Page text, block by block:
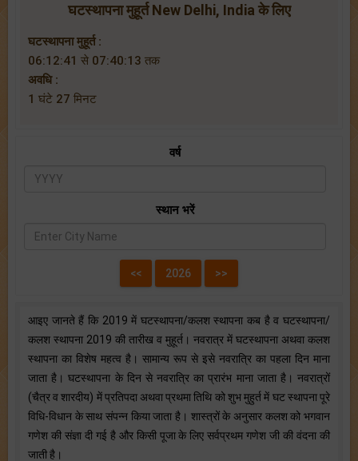
घटस्थापना मुहूर्त New Delhi, India के लिए
घटस्थापना मुहूर्त :
06:12:41 से 07:40:13 तक
अवधि :
1 घंटे 27 मिनट
वर्ष
स्थान भरें
आइए जानते हैं कि 2019 में घटस्थापना/कलश स्थापना कब है व घटस्थापना/
कलश स्थापना 2019 की तारीख व मुहूर्त। नवरात्र में घटस्थापना अथवा कलश
स्थापना का विशेष महत्व है। सामान्य रूप से इसे नवरात्रि का पहला दिन माना
जाता है। घटस्थापना के दिन से नवरात्रि का प्रारंभ माना जाता है। नवरात्रों
(चैत्र व शारदीय) में प्रतिपदा अथवा प्रथमा तिथि को शुभ मुहुर्त में घट स्थापना पूरे
विधि-विधान के साथ संपन्न किया जाता है। शास्त्रों के अनुसार कलश को भगवान
गणेश की संज्ञा दी गई है और किसी पूजा के लिए सर्वप्रथम गणेश जी की वंदना की
जाती है।